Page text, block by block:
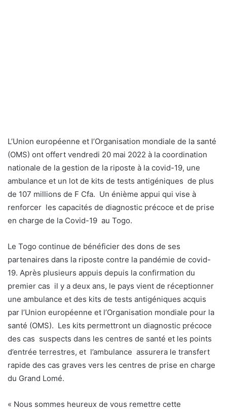
L’Union européenne et l’Organisation mondiale de la santé
(OMS) ont offert vendredi 20 mai 2022 à la coordination
nationale de la gestion de la riposte à la covid-19, une
ambulance et un lot de kits de tests antigéniques de plus
de 107 millions de F Cfa. Un énième appui qui vise à
renforcer les capacités de diagnostic précoce et de prise
en charge de la Covid-19 au Togo.
Le Togo continue de bénéficier des dons de ses
partenaires dans la riposte contre la pandémie de covid-
19. Après plusieurs appuis depuis la confirmation du
premier cas il y a deux ans, le pays vient de réceptionner
une ambulance et des kits de tests antigéniques acquis
par l’Union européenne et l’Organisation mondiale pour la
santé (OMS). Les kits permettront un diagnostic précoce
des cas suspects dans les centres de santé et les points
d’entrée terrestres, et l’ambulance assurera le transfert
rapide des cas graves vers les centres de prise en charge
du Grand Lomé.
« Nous sommes heureux de vous remettre cette